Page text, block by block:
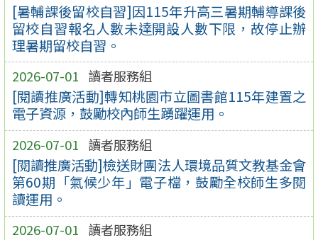
[暑輔課後留校自習]因115年升高三暑期輔導課後
留校自習報名人數未達開設人數下限，故停止辦
理暑期留校自習。
2026-07-01 讀者服務組
[閱讀推廣活動]轉知桃園市立圖書館115年建置之
電子資源，鼓勵校內師生踴躍運用。
2026-07-01 讀者服務組
[閱讀推廣活動]檢送財團法人環境品質文教基金會
第60期「氣候少年」電子檔，鼓勵全校師生多閱
讀運用。
2026-07-01 讀者服務組